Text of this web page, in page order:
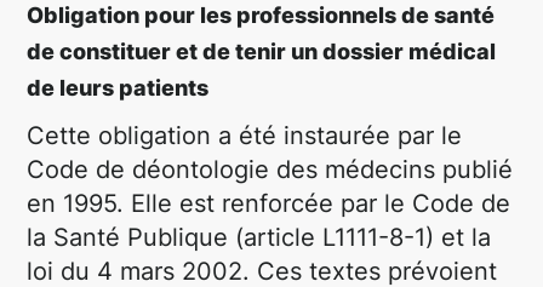
Obligation pour les professionnels de santé
de constituer et de tenir un dossier médical
de leurs patients
Cette obligation a été instaurée par le
Code de déontologie des médecins publié
en 1995. Elle est renforcée par le Code de
la Santé Publique (article L1111-8-1) et la
loi du 4 mars 2002. Ces textes prévoient